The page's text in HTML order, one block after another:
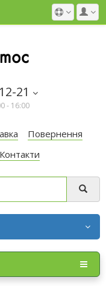
21
- 16:00
Повернення
Контакти